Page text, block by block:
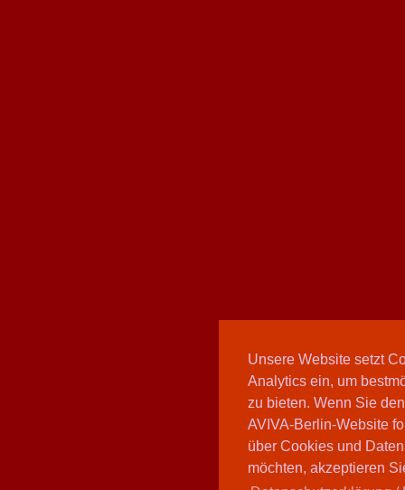
Unsere Website setzt
Analytics ein, um
zu bieten. Wenn Sie
AVIVA-Berlin-Website
über Cookies und
möchten, akzeptieren